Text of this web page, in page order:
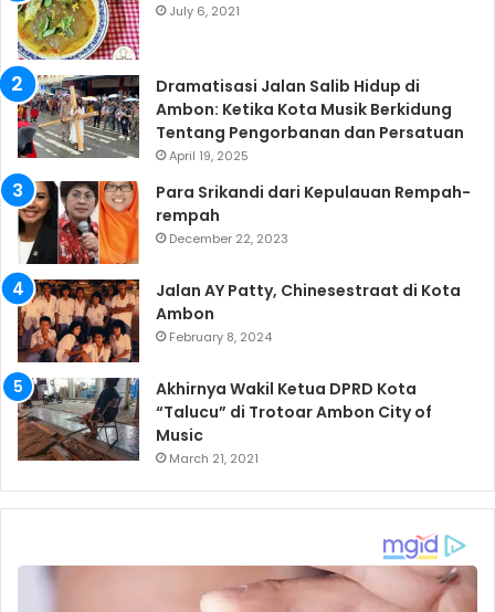
July 6, 2021
Dramatisasi Jalan Salib Hidup di
Ambon: Ketika Kota Musik Berkidung
Tentang Pengorbanan dan Persatuan
April 19, 2025
Para Srikandi dari Kepulauan Rempah-
rempah
December 22, 2023
Jalan AY Patty, Chinesestraat di Kota
Ambon
February 8, 2024
Akhirnya Wakil Ketua DPRD Kota
“Talucu” di Trotoar Ambon City of
Music
March 21, 2021